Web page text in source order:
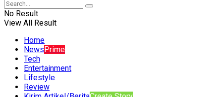
No Result
View All Result
Home
NewsPrime
Tech
Entertainment
Lifestyle
Review